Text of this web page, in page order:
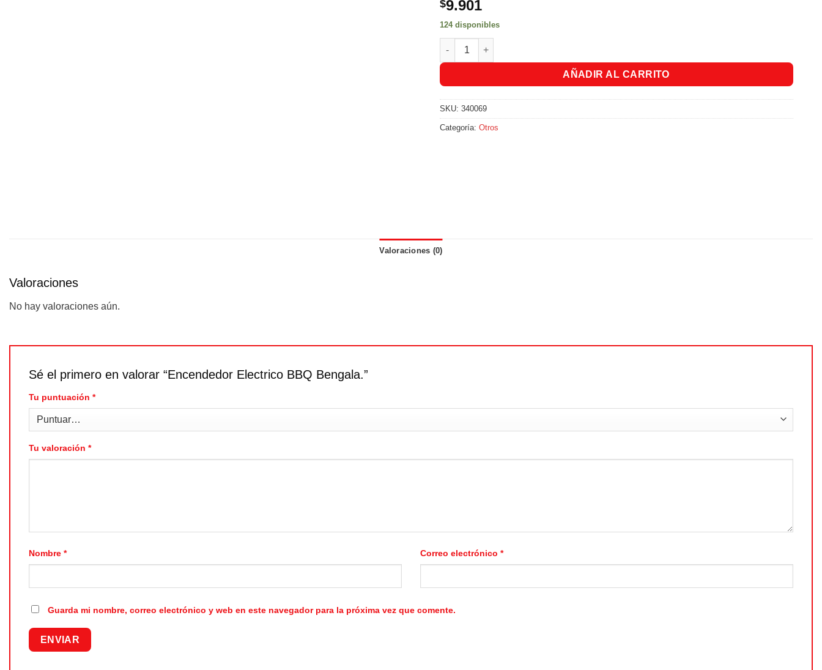
$9.901
124 disponibles
Encendedor Electrico BBQ Bengala. cantidad
AÑADIR AL CARRITO
SKU:340069
Categoría:Otros
Valoraciones (0)
Valoraciones
No hay valoraciones aún.
Sé el primero en valorar “Encendedor Electrico BBQ Bengala.”
Tu puntuación *
Tu valoración *
Nombre * Correo electrónico *
Guarda mi nombre, correo electrónico y web en este navegador para la próxima vez que comente.